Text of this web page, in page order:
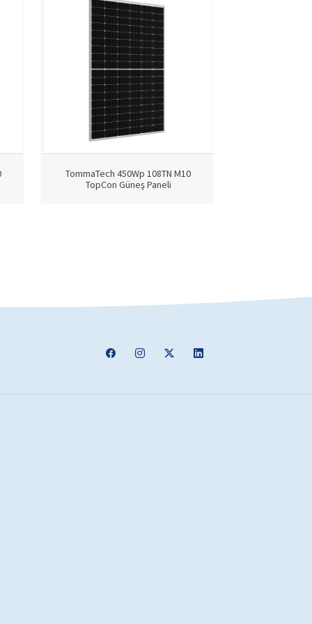
TommaTech 450Wp 108TN M10
TopCon Güneş Paneli